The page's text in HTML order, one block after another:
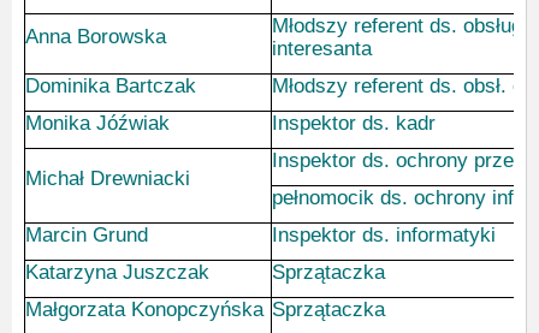
Anna Borowska
Młodszy referent ds. obsługi
interesanta
Dominika Bartczak
Młodszy referent ds. obsł.
Monika Jóźwiak
Inspektor ds. kadr
Michał Drewniacki
Inspektor ds. ochrony
pełnomocik ds. ochrony
Marcin Grund
Inspektor ds. informatyki
Katarzyna Juszczak
Sprzątaczka
Małgorzata Konopczyńska Sprzątaczka